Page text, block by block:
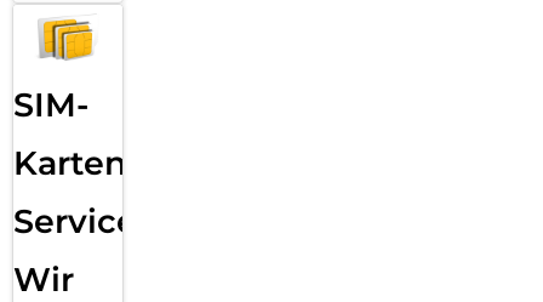
SIM-
Karten
Service:
Wir